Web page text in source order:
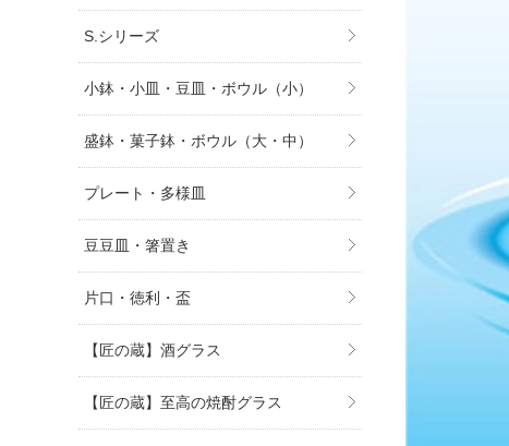
S.シリーズ
小鉢・小皿・豆皿・ボウル（小）
盛鉢・菓子鉢・ボウル（大・中）
プレート・多様皿
豆豆皿・箸置き
片口・徳利・盃
【匠の蔵】酒グラス
【匠の蔵】至高の焼酎グラス